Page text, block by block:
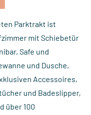
Parktrakt ist
mit Schiebetür
Safe und
und Dusche,
Accessoires,
und Badeslipper,
über 100